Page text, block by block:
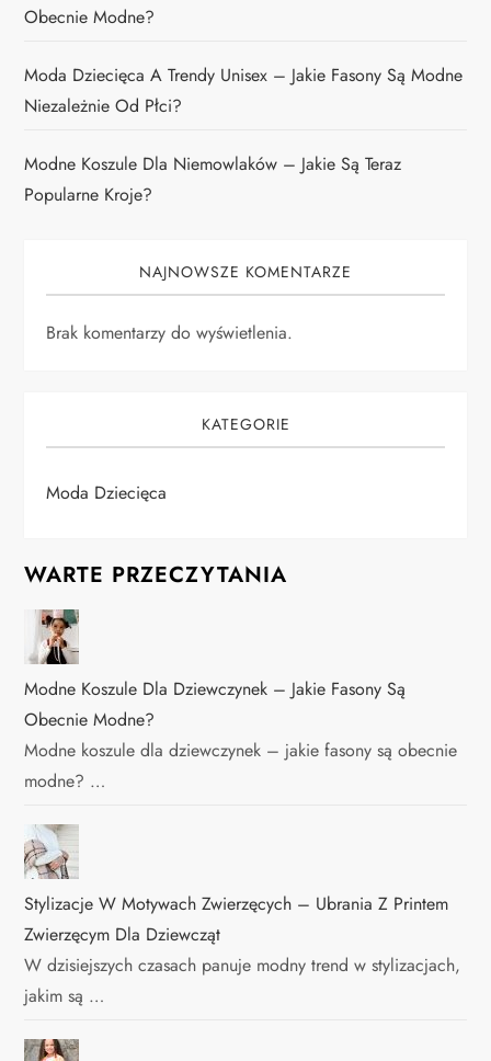
Obecnie Modne?
Moda Dziecięca A Trendy Unisex – Jakie Fasony Są Modne
Niezależnie Od Płci?
Modne Koszule Dla Niemowlaków – Jakie Są Teraz
Popularne Kroje?
NAJNOWSZE KOMENTARZE
Brak komentarzy do wyświetlenia.
KATEGORIE
Moda Dziecięca
WARTE PRZECZYTANIA
Modne Koszule Dla Dziewczynek – Jakie Fasony Są
Obecnie Modne?
Modne koszule dla dziewczynek – jakie fasony są obecnie
modne? …
Stylizacje W Motywach Zwierzęcych – Ubrania Z Printem
Zwierzęcym Dla Dziewcząt
W dzisiejszych czasach panuje modny trend w stylizacjach,
jakim są …